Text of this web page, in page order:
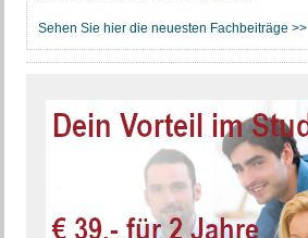
Sehen Sie hier die neuesten Fachbeiträge >>